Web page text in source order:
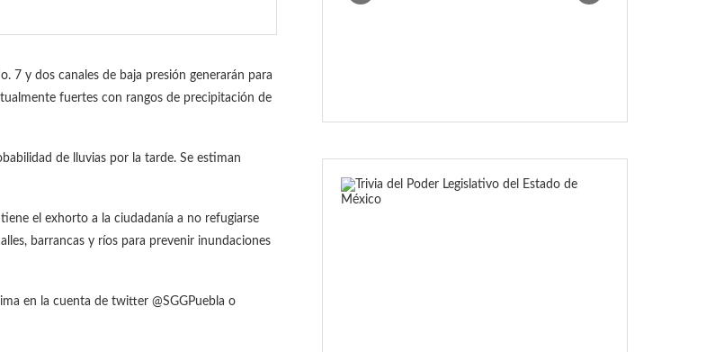
7 y dos canales de baja presión generarán para
fuertes con rangos de precipitación de
de lluvias por la tarde. Se estiman
el exhorto a la ciudadanía a no refugiarse
barrancas y ríos para prevenir inundaciones
en la cuenta de twitter @SGGPuebla o